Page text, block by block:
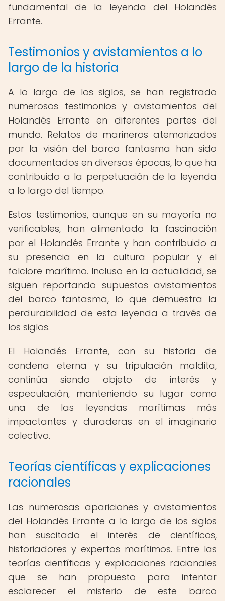
fundamental de la leyenda del Holandés
Errante.
Testimonios y avistamientos a lo
largo de la historia
A lo largo de los siglos, se han registrado
numerosos testimonios y avistamientos del
Holandés Errante en diferentes partes del
mundo. Relatos de marineros atemorizados
por la visión del barco fantasma han sido
documentados en diversas épocas, lo que ha
contribuido a la perpetuación de la leyenda
a lo largo del tiempo.
Estos testimonios, aunque en su mayoría no
verificables, han alimentado la fascinación
por el Holandés Errante y han contribuido a
su presencia en la cultura popular y el
folclore marítimo. Incluso en la actualidad, se
siguen reportando supuestos avistamientos
del barco fantasma, lo que demuestra la
perdurabilidad de esta leyenda a través de
los siglos.
El Holandés Errante, con su historia de
condena eterna y su tripulación maldita,
continúa siendo objeto de interés y
especulación, manteniendo su lugar como
una de las leyendas marítimas más
impactantes y duraderas en el imaginario
colectivo.
Teorías científicas y explicaciones
racionales
Las numerosas apariciones y avistamientos
del Holandés Errante a lo largo de los siglos
han suscitado el interés de científicos,
historiadores y expertos marítimos. Entre las
teorías científicas y explicaciones racionales
que se han propuesto para intentar
esclarecer el misterio de este barco